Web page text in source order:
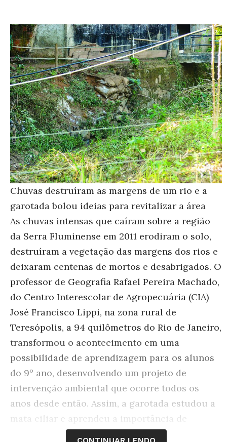
Chuvas destruíram as margens de um rio e a
garotada bolou ideias para revitalizar a área
As chuvas intensas que caíram sobre a região
da Serra Fluminense em 2011 erodiram o solo,
destruíram a vegetação das margens dos rios e
deixaram centenas de mortos e desabrigados. O
professor de Geografia Rafael Pereira Machado,
do Centro Interescolar de Agropecuária (CIA)
José Francisco Lippi, na zona rural de
Teresópolis, a 94 quilômetros do Rio de Janeiro,
transformou o acontecimento em uma
possibilidade de aprendizagem para os alunos
do 9º ano, desenvolvendo um projeto de
intervenção ambiental que ocorre todos os
anos desde então. Assim, a garotada estudou a
mata ciliar e aprendeu a importância de
preservá-la para minimizar as consequências